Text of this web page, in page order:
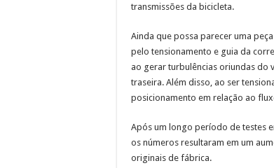
transmissões da bicicleta.
Ainda que possa parecer uma
pelo tensionamento e guia da
ao gerar turbulências oriundas do
traseira. Além disso, ao ser
posicionamento em relação ao
Após um longo período de testes
os números resultaram em um
originais de fábrica.